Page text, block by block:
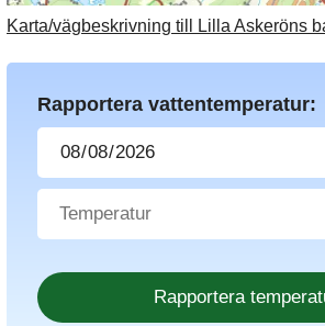
Karta/vägbeskrivning till Lilla Askeröns
Rapportera vattentemperatur: